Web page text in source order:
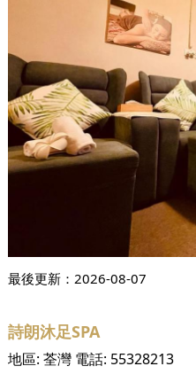
最後更新： 2026-08-07
詩朗沐足SPA
地區: 荃灣電話: 55328213